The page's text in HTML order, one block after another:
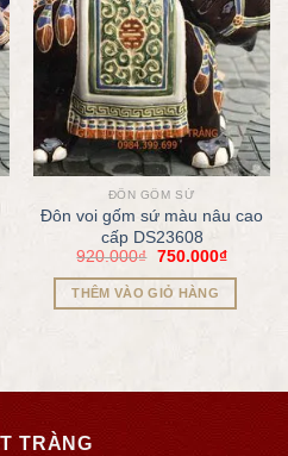
ĐÔN GỐM SỨ
Đôn voi gốm sứ màu nâu cao
cấp DS23608
920.000₫ 750.000₫
THÊM VÀO GIỎ HÀNG
TRÀNG